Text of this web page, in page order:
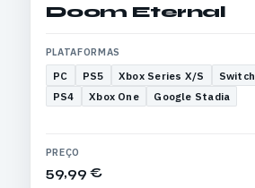
Doom Eternal
PLATAFORMAS
PC PS5 Xbox Series X/S
Switch
PS4
Xbox One Google Stadia
PREÇO
59,99 €